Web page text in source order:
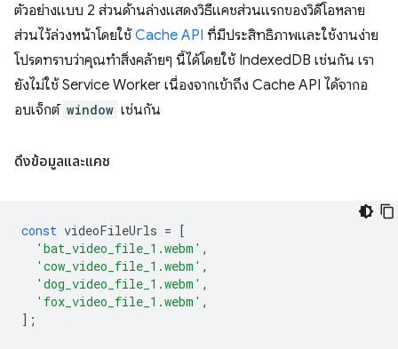
ตัวอย่างแบบ 2 ส่วนด้านล่างแสดงวิธีแคชส่วนแรกของวิดีโอหลาย
ส่วนไว้ล่วงหน้าโดยใช้Cache API ที่มีประสิทธิภาพและใช้งานง่าย
โปรดทราบว่าคุณทำสิ่งคล้ายๆ นี้ได้โดยใช้ IndexedDB เช่นกัน เรา
ยังไม่ใช้ Service Worker เนื่องจากเข้าถึง Cache API ได้จากอ
อบเจ็กต์ window เช่นกัน
ดึงข้อมูลและแคช
const videoFileUrls = [
'bat_video_file_1.webm' ,
'cow_video_file_1.webm' ,
'dog_video_file_1.webm' ,
'fox_video_file_1.webm' ,
];